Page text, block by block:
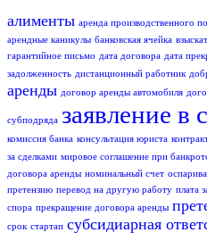
алименты аренда производственного
арендные каникулы банковская ячейка
гарантийное письмо дата договора дата
задолженность дистанционный работник
аренды договор аренды автомобиля
субподряда заявление в
комиссия банка консультация юриста
за сделками мировое соглашение при
договора аренды номинальный счет
претензию перевод на другую работу плата
спора прекращение договора аренды
срок стартап субсидиарная